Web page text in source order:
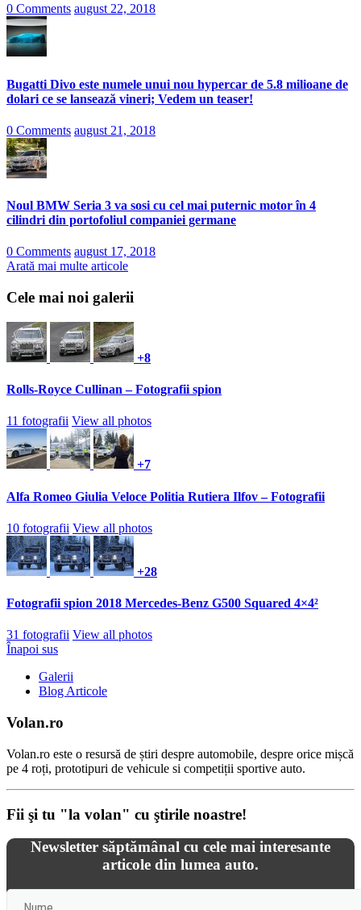
0 Comments august 22, 2018
Bugatti Divo este numele unui nou hypercar de 5.8 milioane de
dolari ce se lansează vineri; Vedem un teaser!
0 Comments august 21, 2018
Noul BMW Seria 3 va sosi cu cel mai puternic motor în 4
cilindri din portofoliul companiei germane
0 Comments august 17, 2018
Arată mai multe articole
Cele mai noi galerii
+8
Rolls-Royce Cullinan – Fotografii spion
11 fotografii View all photos
+7
Alfa Romeo Giulia Veloce Politia Rutiera Ilfov – Fotografii
10 fotografii View all photos
+28
Fotografii spion 2018 Mercedes-Benz G500 Squared 4×4²
31 fotografii View all photos
Înapoi sus
Galerii
Blog Articole
Volan.ro
Volan.ro este o resursă de știri despre automobile, despre orice mișcă
pe 4 roți, prototipuri de vehicule si competiții sportive auto.
Fii şi tu "la volan" cu ştirile noastre!
Newsletter săptămânal cu cele mai interesante
articole din lumea auto.